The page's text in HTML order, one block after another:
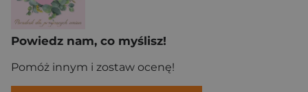
Powiedz nam, co myślisz!
Pomóż innym i zostaw ocenę!